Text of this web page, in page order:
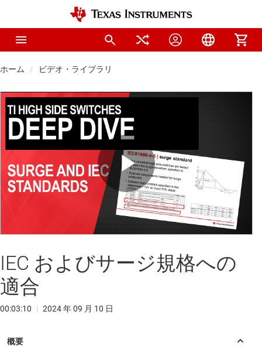
ホーム ビデオ・ライブラリ
Play
Video
IEC およびサージ規格への
適合
00:03:10 | 2024 年 09 月 10 日